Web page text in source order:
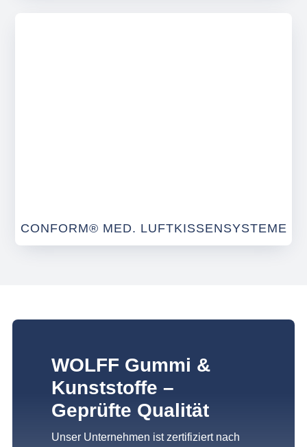
CONFORM® MED. LUFTKISSENSYSTEME
WOLFF Gummi &
Kunststoffe –
Geprüfte Qualität
Unser Unternehmen ist zertifiziert nach